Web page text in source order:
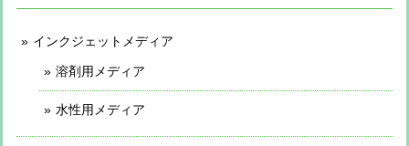
インクジェットメディア
溶剤用メディア
水性用メディア